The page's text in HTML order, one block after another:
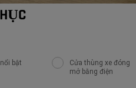
bật
Cửa thùng xe đóng
mở bằng điện